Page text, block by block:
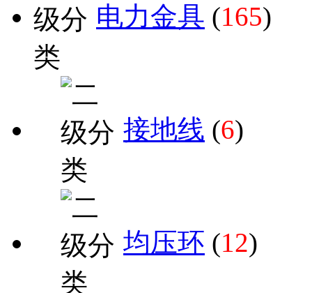
电力金具 (165)
接地线 (6)
均压环 (12)